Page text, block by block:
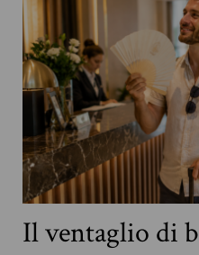
Il ventaglio di